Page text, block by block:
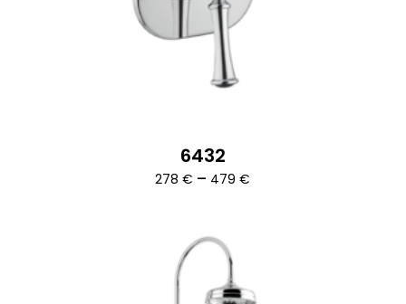
6432
278€ – 479€